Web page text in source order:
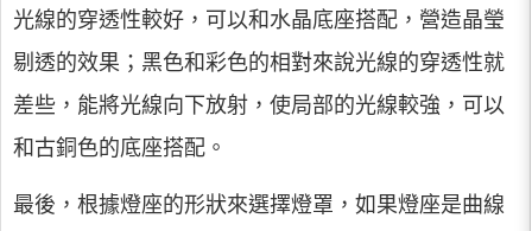
光線的穿透性較好，可以和水晶底座搭配，營造晶瑩
剔透的效果；黑色和彩色的相對來說光線的穿透性就
差些，能將光線向下放射，使局部的光線較強，可以
和古銅色的底座搭配。
最後，根據燈座的形狀來選擇燈罩，如果燈座是曲線